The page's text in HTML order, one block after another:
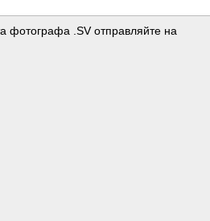
фотографа .SV отправляйте на